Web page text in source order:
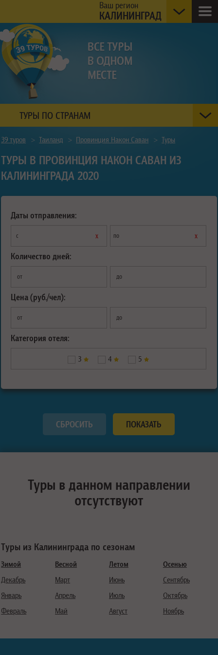
Ваш регион
КАЛИНИНГРАД
ТУРЫ ПО СТРАНАМ
39 туров > Таиланд > Провинция Након Саван > Туры
ТУРЫ В ПРОВИНЦИЯ НАКОН САВАН ИЗ
КАЛИНИНГРАДА 2020
Даты отправления:
с х по х
Количество дней:
от до
Цена (руб./чел):
от до
Категория отеля:
3 4 5
Туры в данном направлении
отсутствуют
Туры из Калининграда по сезонам
Зимой
Декабрь
Январь
Февраль
Весной
Март
Апрель
Май
Летом
Июнь
Июль
Август
Осенью
Сентябрь
Октябрь
Ноябрь